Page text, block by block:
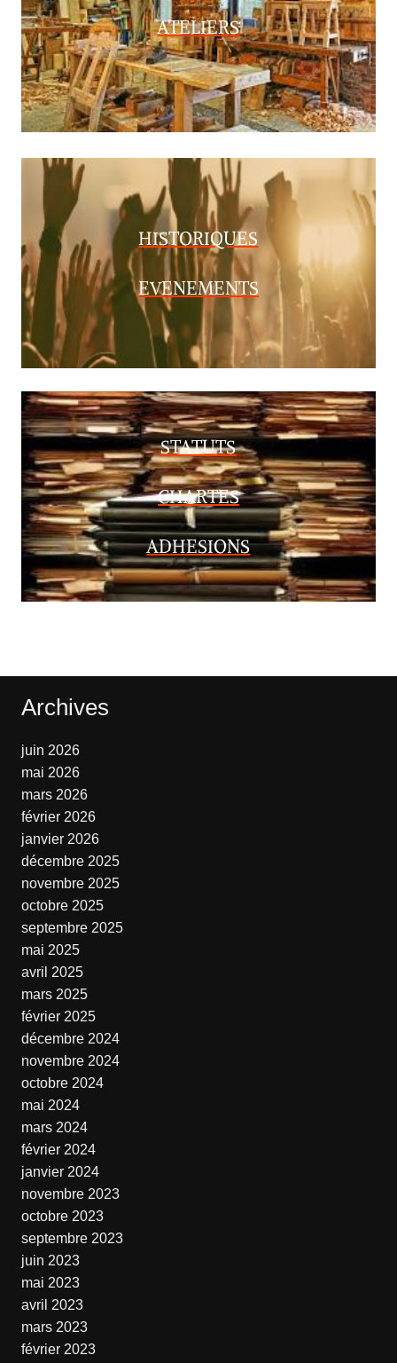
ATELIERS
HISTORIQUES
EVENEMENTS
STATUTS
CHARTES
ADHESIONS
Archives
juin 2026
mai 2026
mars 2026
février 2026
janvier 2026
décembre 2025
novembre 2025
octobre 2025
septembre 2025
mai 2025
avril 2025
mars 2025
février 2025
décembre 2024
novembre 2024
octobre 2024
mai 2024
mars 2024
février 2024
janvier 2024
novembre 2023
octobre 2023
septembre 2023
juin 2023
mai 2023
avril 2023
mars 2023
février 2023